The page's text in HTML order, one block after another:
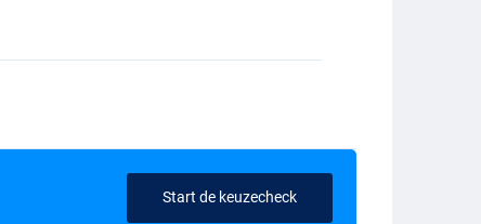
Start de keuzecheck